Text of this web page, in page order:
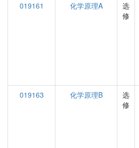
019161
化学原理A
选
修
019163
化学原理B
选
修